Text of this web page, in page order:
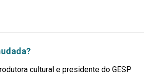
cultural e presidente do GESP